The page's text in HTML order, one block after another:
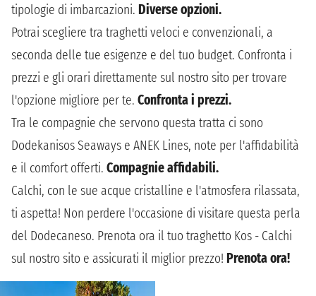
tipologie di imbarcazioni. Diverse opzioni.
Potrai scegliere tra traghetti veloci e convenzionali, a
seconda delle tue esigenze e del tuo budget. Confronta i
prezzi e gli orari direttamente sul nostro sito per trovare
l'opzione migliore per te. Confronta i prezzi.
Tra le compagnie che servono questa tratta ci sono
Dodekanisos Seaways e ANEK Lines, note per l'affidabilità
e il comfort offerti. Compagnie affidabili.
Calchi, con le sue acque cristalline e l'atmosfera rilassata,
ti aspetta! Non perdere l'occasione di visitare questa perla
del Dodecaneso. Prenota ora il tuo traghetto Kos - Calchi
sul nostro sito e assicurati il miglior prezzo! Prenota ora!